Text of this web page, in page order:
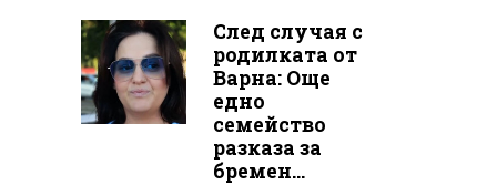
След случая с
родилката от
Варна: Още
едно
семейство
разказа за
бремен...